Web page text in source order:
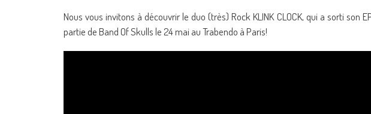
Nous vous invitons à découvrir le duo (très) Rock KLINK CLOCK, qui a sorti son
partie de Band Of Skulls le 24 mai au Trabendo à Paris!